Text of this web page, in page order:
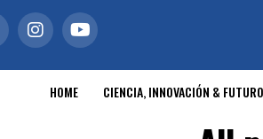
HOME CIENCIA, INNOVACIÓN & FUTURO